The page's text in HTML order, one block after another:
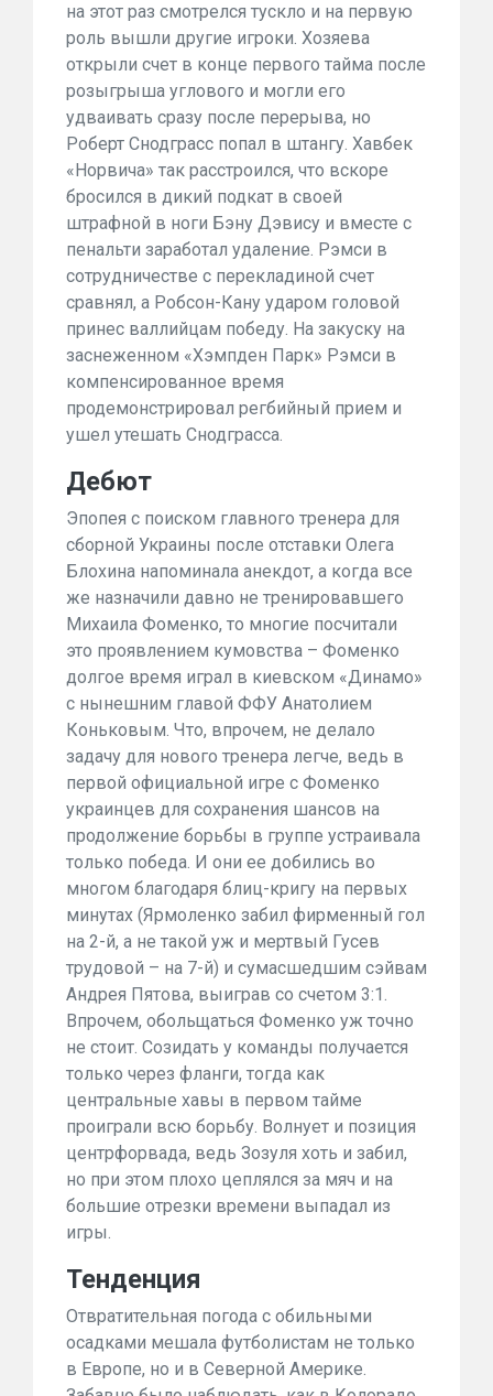
на этот раз смотрелся тускло и на первую
роль вышли другие игроки. Хозяева
открыли счет в конце первого тайма после
розыгрыша углового и могли его
удваивать сразу после перерыва, но
Роберт Снодграсс попал в штангу. Хавбек
«Норвича» так расстроился, что вскоре
бросился в дикий подкат в своей
штрафной в ноги Бэну Дэвису и вместе с
пенальти заработал удаление. Рэмси в
сотрудничестве с перекладиной счет
сравнял, а Робсон-Кану ударом головой
принес валлийцам победу. На закуску на
заснеженном «Хэмпден Парк» Рэмси в
компенсированное время
продемонстрировал регбийный прием и
ушел утешать Снодграсса.
Дебют
Эпопея с поиском главного тренера для
сборной Украины после отставки Олега
Блохина напоминала анекдот, а когда все
же назначили давно не тренировавшего
Михаила Фоменко, то многие посчитали
это проявлением кумовства – Фоменко
долгое время играл в киевском «Динамо»
с нынешним главой ФФУ Анатолием
Коньковым. Что, впрочем, не делало
задачу для нового тренера легче, ведь в
первой официальной игре с Фоменко
украинцев для сохранения шансов на
продолжение борьбы в группе устраивала
только победа. И они ее добились во
многом благодаря блиц-кригу на первых
минутах (Ярмоленко забил фирменный гол
на 2-й, а не такой уж и мертвый Гусев
трудовой – на 7-й) и сумасшедшим сэйвам
Андрея Пятова, выиграв со счетом 3:1.
Впрочем, обольщаться Фоменко уж точно
не стоит. Созидать у команды получается
только через фланги, тогда как
центральные хавы в первом тайме
проиграли всю борьбу. Волнует и позиция
центрфорвада, ведь Зозуля хоть и забил,
но при этом плохо цеплялся за мяч и на
большие отрезки времени выпадал из
игры.
Тенденция
Отвратительная погода с обильными
осадками мешала футболистам не только
в Европе, но и в Северной Америке.